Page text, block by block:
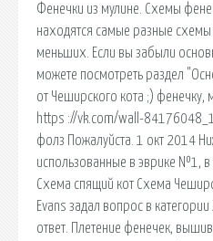
Фенечки из мулине. Схемы
находятся самые разные
меньших. Если вы забыли
можете посмотреть раздел
от Чеширского кота ;) фенечку,
https ://vk.com/wall-
фолз Пожалуйста. 1 окт 2014
использованные в эврике №1,
Схема спящий кот Схема
Evans задал вопрос в
ответ. Плетение фенечек,